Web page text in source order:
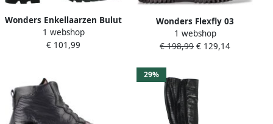
Wonders Enkellaarzen Bulut
1 webshop
€ 101,99
Wonders Flexfly 03
Schoenen Zwart Vrouw
1 webshop
€ 198,99 € 129,14
29%